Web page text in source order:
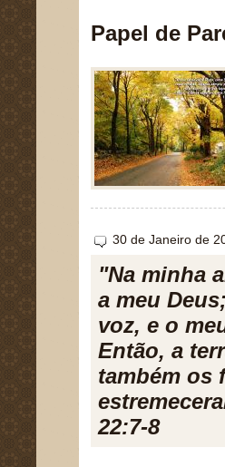
Papel de
30 de Janeiro de
"Na minha
a meu
voz, e o
Então, a
também os
22:7-8